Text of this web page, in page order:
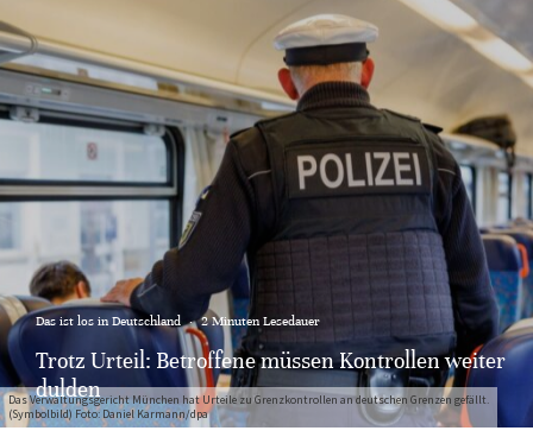
Das Verwaltungsgericht München hat Urteile zu Grenzkontrollen an deutschen Grenzen gefällt.
(Symbolbild) Foto: Daniel Karmann/dpa
Das ist los in Deutschland · 2 Minuten Lesedauer
Trotz Urteil: Betroffene müssen Kontrollen weiter
dulden